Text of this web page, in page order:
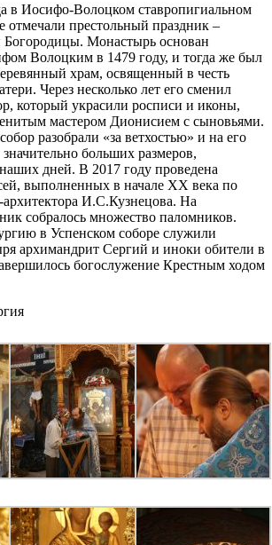
в Иосифо-Волоцком ставропигиальном
отмечали престольный праздник –
Богородицы. Монастырь основан
Волоцким в 1479 году, и тогда же был
храм, освященный в честь
Через несколько лет его сменил
который украсили росписи и иконы,
мастером Дионисием с сыновьями.
разобрали «за ветхостью» и на его
больших размеров,
дней. В 2017 году проведена
выполненных в начале ХХ века по
И.С.Кузнецова. На
собралось множество паломников.
в Успенском соборе служили
архимандрит Сергий и иноки обители в
богослужение Крестным ходом